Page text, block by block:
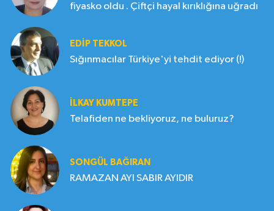
fiyasko oldu . Çiftçi hayal kırıklığına uğradı
EDIP TEKKOL
Sığınmacılar Türkiye'yi tehdit ediyor (!)
İLKAY KUMTEPE
Telafiden ne bekliyoruz, ne buluruz?
SONGÜL BAĞIRAN
RAMAZAN AYI SABIR AYIDIR